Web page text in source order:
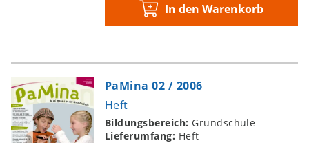
In den Warenkorb
PaMina 02 / 2006
Heft
Bildungsbereich: Grundschule
Lieferumfang: Heft